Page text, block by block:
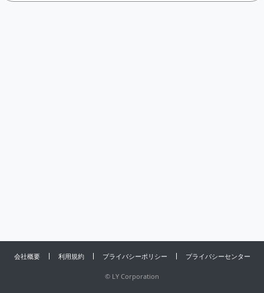
会社概要 利用規約 プライバシーポリシー プライバシーセンター
© LY Corporation